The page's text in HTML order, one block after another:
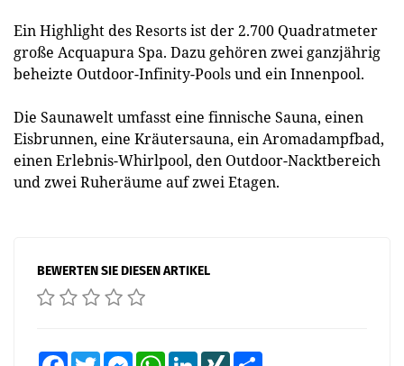
Ein Highlight des Resorts ist der 2.700 Quadratmeter
große Acquapura Spa. Dazu gehören zwei ganzjährig
beheizte Outdoor-Infinity-Pools und ein Innenpool.
Die Saunawelt umfasst eine finnische Sauna, einen
Eisbrunnen, eine Kräutersauna, ein Aromadampfbad,
einen Erlebnis-Whirlpool, den Outdoor-Nacktbereich
und zwei Ruheräume auf zwei Etagen.
BEWERTEN SIE DIESEN ARTIKEL
FacebookTwitter MessengerWhatsAppLinkedInXING